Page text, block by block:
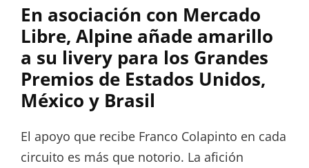
Paquet
En asociación con Mercado
Libre, Alpine añade amarillo
a su livery para los Grandes
Premios de Estados Unidos,
México y Brasil
El apoyo que recibe Franco Colapinto en cada
circuito es más que notorio. La afición